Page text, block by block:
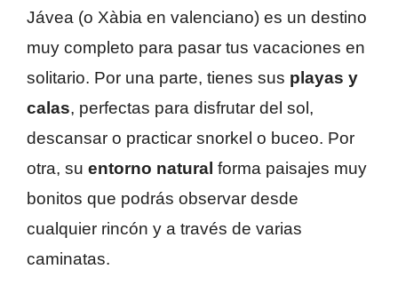
Jávea (o Xàbia en valenciano) es un destino
muy completo para pasar tus vacaciones en
solitario. Por una parte, tienes sus playas y
calas, perfectas para disfrutar del sol,
descansar o practicar snorkel o buceo. Por
otra, su entorno natural forma paisajes muy
bonitos que podrás observar desde
cualquier rincón y a través de varias
caminatas.